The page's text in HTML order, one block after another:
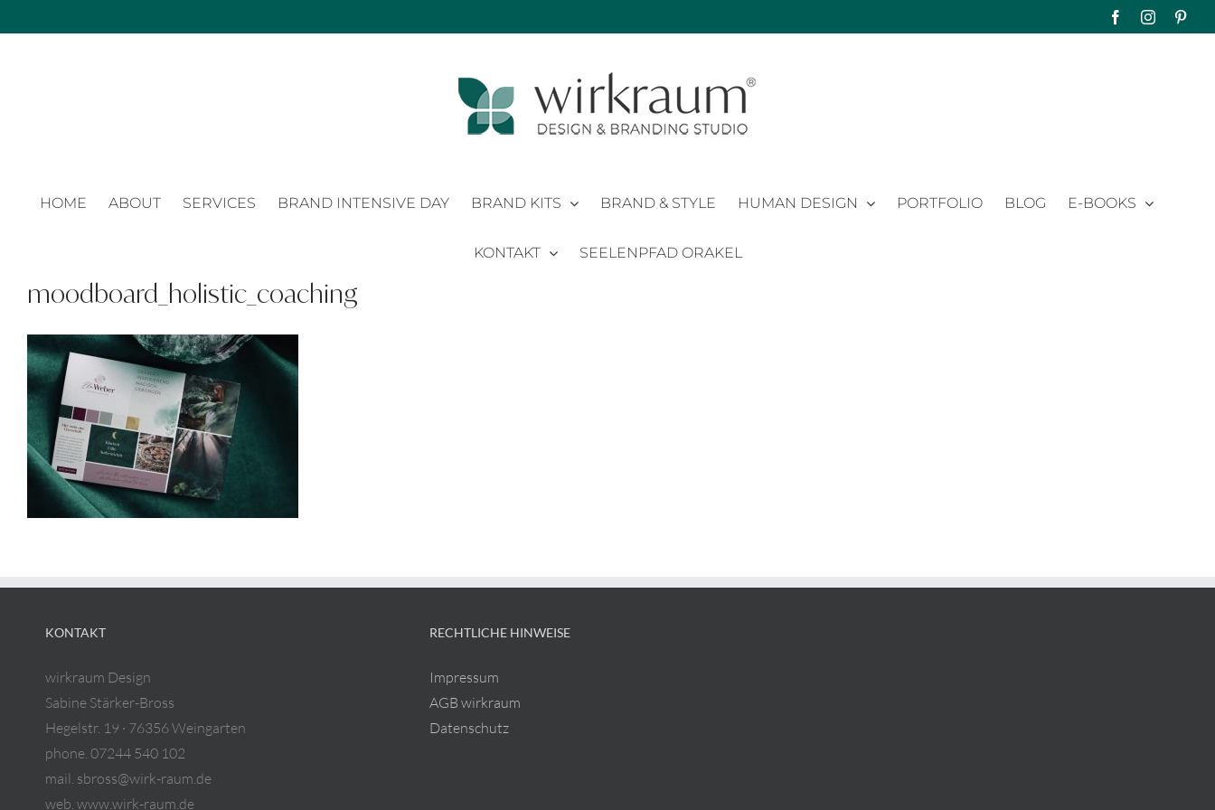
Inhalt
FacebookInstagram
HOME ABOUT SERVICES BRAND INTENSIVE DAY BRAND KITS BRAND & STYLE HUMAN DESIGN PORTFOLIO BLOG E-BOOKS
KONTAKT SEELENPFAD ORAKEL
moodboard_holistic_coaching
KONTAKT
wirkraum Design
Sabine Stärker-Bross
Hegelstr. 19 · 76356 Weingarten
phone. 07244 540 102
mail. sbross@wirk-raum.de
web. www.wirk-raum.de
RECHTLICHE HINWEISE
Impressum
AGB wirkraum
Datenschutz